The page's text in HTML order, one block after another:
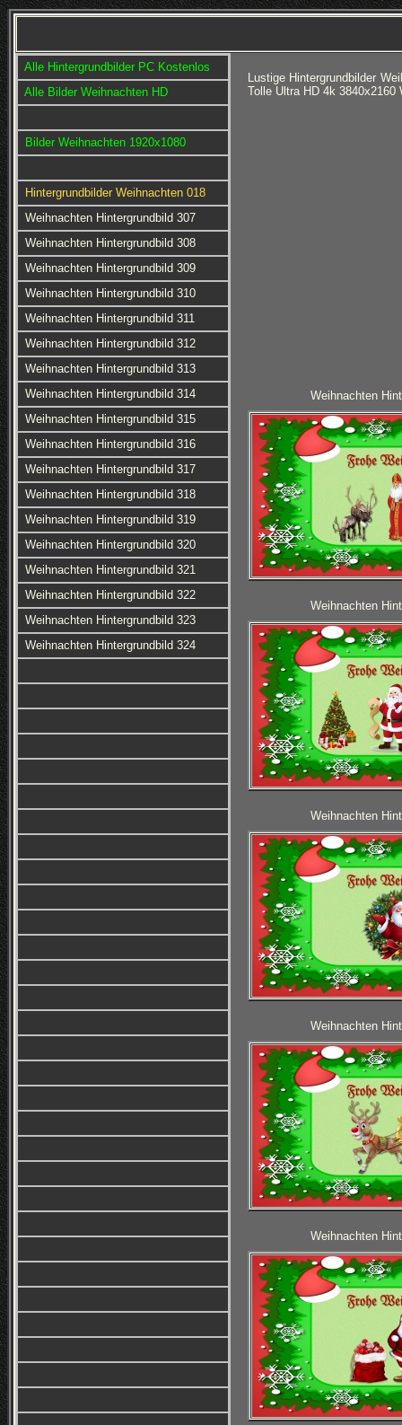
Alle Hintergrundbilder PC Kostenlos
Alle Bilder Weihnachten HD
Bilder Weihnachten 1920x1080
Hintergrundbilder Weihnachten 018
Weihnachten Hintergrundbild 307
Weihnachten Hintergrundbild 308
Weihnachten Hintergrundbild 309
Weihnachten Hintergrundbild 310
Weihnachten Hintergrundbild 311
Weihnachten Hintergrundbild 312
Weihnachten Hintergrundbild 313
Weihnachten Hintergrundbild 314
Weihnachten Hintergrundbild 315
Weihnachten Hintergrundbild 316
Weihnachten Hintergrundbild 317
Weihnachten Hintergrundbild 318
Weihnachten Hintergrundbild 319
Weihnachten Hintergrundbild 320
Weihnachten Hintergrundbild 321
Weihnachten Hintergrundbild 322
Weihnachten Hintergrundbild 323
Weihnachten Hintergrundbild 324
Lustige Hintergrundbilder
Tolle Ultra HD 4k 3840x2160
Weihnachten
Weihnachten
Weihnachten
Weihnachten
Weihnachten